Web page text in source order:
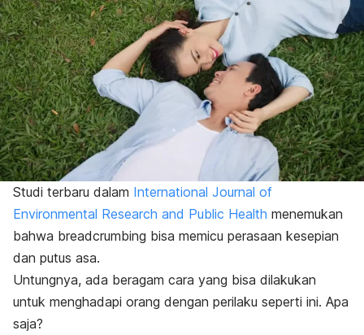
Studi terbaru dalam International Journal of
Environmental Research and Public Health menemukan
bahwa breadcrumbing bisa memicu perasaan kesepian
dan putus asa.
Untungnya, ada beragam cara yang bisa dilakukan
untuk menghadapi orang dengan perilaku seperti ini. Apa
saja?